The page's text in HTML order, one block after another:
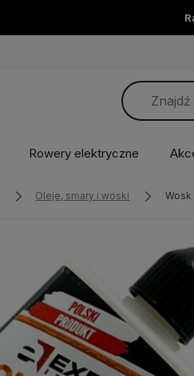
Rowery elektryczne
Oleje, smary i woski Wosk